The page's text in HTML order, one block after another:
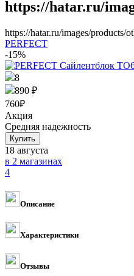
https://hatar.ru/
https://hatar.ru/images/products/
PERFECT
-15%
8
890 ₽
760₽
Акция
Средняя надежность
18 августа
в 2 магазинах
4
Описание
Характеристики
Отзывы